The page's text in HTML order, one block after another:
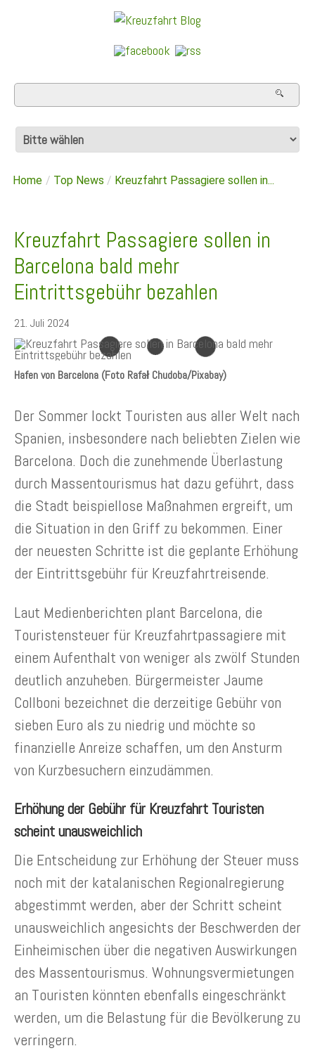
Home / Top News / Kreuzfahrt Passagiere sollen in...
Kreuzfahrt Passagiere sollen in
Barcelona bald mehr
Eintrittsgebühr bezahlen
21. Juli 2024
Hafen von Barcelona (Foto Rafał Chudoba/Pixabay)
Der Sommer lockt Touristen aus aller Welt nach
Spanien, insbesondere nach beliebten Zielen wie
Barcelona. Doch die zunehmende Überlastung
durch Massentourismus hat dazu geführt, dass
die Stadt beispiellose Maßnahmen ergreift, um
die Situation in den Griff zu bekommen. Einer
der neuesten Schritte ist die geplante Erhöhung
der Eintrittsgebühr für Kreuzfahrtreisende.
Laut Medienberichten plant Barcelona, die
Touristensteuer für Kreuzfahrtpassagiere mit
einem Aufenthalt von weniger als zwölf Stunden
deutlich anzuheben. Bürgermeister Jaume
Collboni bezeichnet die derzeitige Gebühr von
sieben Euro als zu niedrig und möchte so
finanzielle Anreize schaffen, um den Ansturm
von Kurzbesuchern einzudämmen.
Erhöhung der Gebühr für Kreuzfahrt Touristen
scheint unausweichlich
Die Entscheidung zur Erhöhung der Steuer muss
noch mit der katalanischen Regionalregierung
abgestimmt werden, aber der Schritt scheint
unausweichlich angesichts der Beschwerden der
Einheimischen über die negativen Auswirkungen
des Massentourismus. Wohnungsvermietungen
an Touristen könnten ebenfalls eingeschränkt
werden, um die Belastung für die Bevölkerung zu
verringern.